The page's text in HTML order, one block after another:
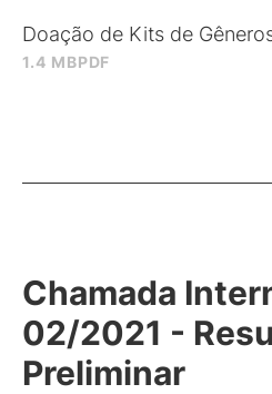
1.4 MBPDF
Doação de Kits de
Chamada
02/2021 -
Preliminar